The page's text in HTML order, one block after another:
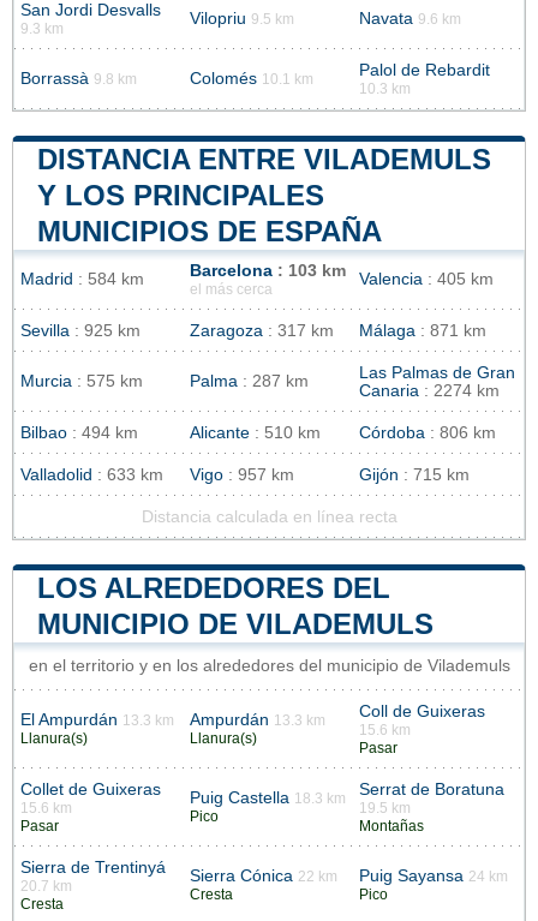
San Jordi Desvalls
9.3 km
Vilopriu 9.5 km Navata 9.6 km
Borrassà 9.8 km Colomés 10.1 km Palol de Rebardit
10.3 km
DISTANCIA ENTRE VILADEMULS
Y LOS PRINCIPALES
MUNICIPIOS DE ESPAÑA
Madrid : 584 km Barcelona : 103 km
el más cerca
Valencia : 405 km
Sevilla : 925 km Zaragoza : 317 km Málaga : 871 km
Murcia : 575 km Palma : 287 km
Las Palmas de Gran
Canaria : 2274 km
Bilbao : 494 km Alicante : 510 km Córdoba : 806 km
Valladolid : 633 km Vigo : 957 km Gijón : 715 km
Distancia calculada en línea recta
LOS ALREDEDORES DEL
MUNICIPIO DE VILADEMULS
en el territorio y en los alrededores del municipio de Vilademuls
El Ampurdán 13.3 km
Llanura(s)
Ampurdán 13.3 km
Llanura(s)
Coll de Guixeras
15.6 km
Pasar
Collet de Guixeras
15.6 km
Pasar
Puig Castella 18.3 km
Pico
Serrat de Boratuna
19.5 km
Montañas
Sierra de Trentinyá
20.7 km
Cresta
Sierra Cónica 22 km
Cresta
Puig Sayansa 24 km
Pico